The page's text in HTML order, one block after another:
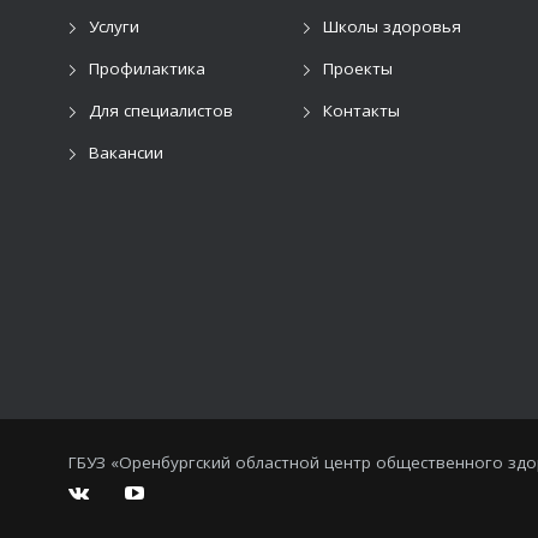
Услуги
Школы здоровья
Профилактика
Проекты
Для специалистов
Контакты
Вакансии
ГБУЗ «Оренбургский областной центр общественного